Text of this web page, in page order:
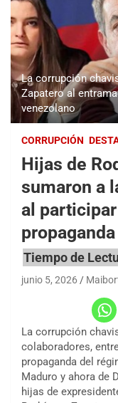
La corrupción
Zapatero al
venezolano
CORRUPCIÓN
Hijas de
sumaron a
al
junio 5, 2026
La corrupción
colaboradores,
propaganda del
Maduro y ahora de
hijas de